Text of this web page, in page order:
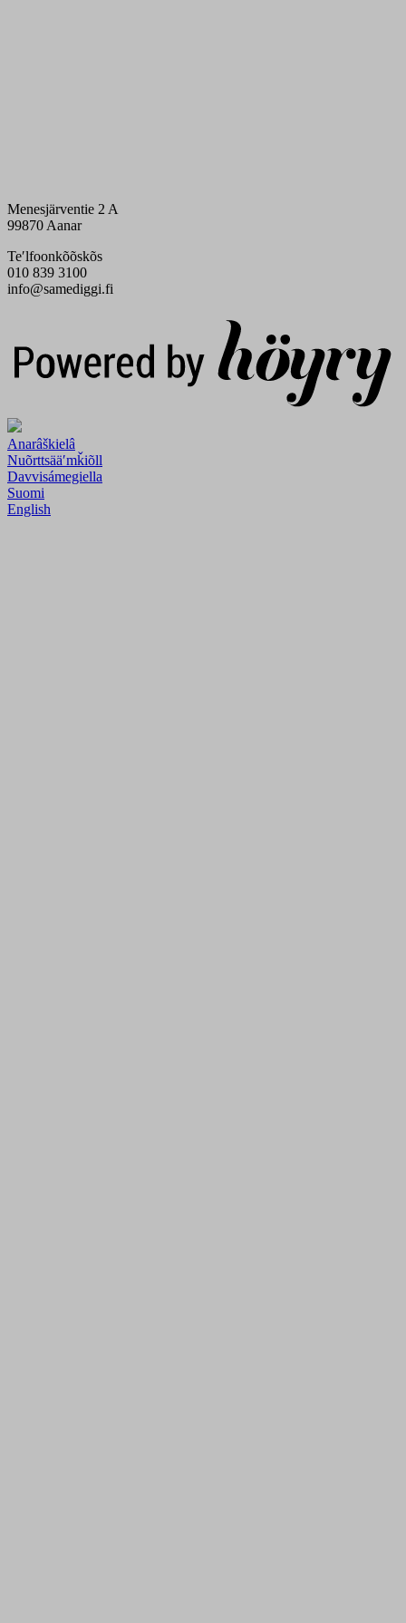
Menesjärventie 2 A
99870 Aanar
Teʹlfoonkõõskõs
010 839 3100
info@samediggi.fi
Anarâškielâ
Nuõrttsääʹmǩiõll
Davvisámegiella
Suomi
English